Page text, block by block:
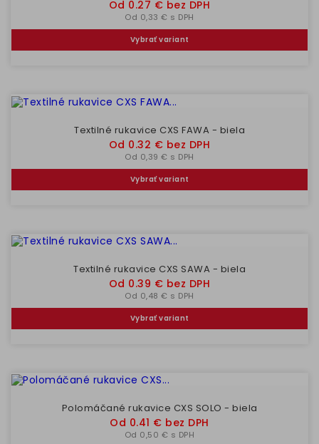
Cena
Od 0.27 € bez DPH
Od 0,33 € s DPH
Vybrať variant
Textilné rukavice CXS FAWA - biela
Cena
Od 0.32 € bez DPH
Od 0,39 € s DPH
Vybrať variant
Textilné rukavice CXS SAWA - biela
Cena
Od 0.39 € bez DPH
Od 0,48 € s DPH
Vybrať variant
Polomáčané rukavice CXS SOLO - biela
Cena
Od 0.41 € bez DPH
Od 0,50 € s DPH